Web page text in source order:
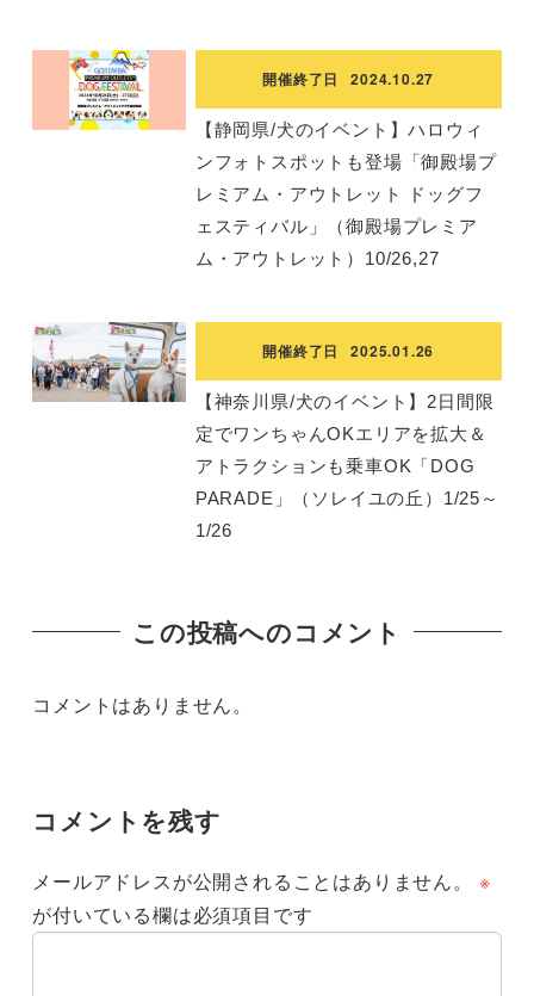
開催終了日 2024.10.27
【静岡県/犬のイベント】ハロウィ
ンフォトスポットも登場「御殿場プ
レミアム・アウトレット ドッグフ
ェスティバル」（御殿場プレミア
ム・アウトレット）10/26,27
開催終了日 2025.01.26
【神奈川県/犬のイベント】2日間限
定でワンちゃんOKエリアを拡大＆
アトラクションも乗車OK「DOG
PARADE」（ソレイユの丘）1/25～
1/26
この投稿へのコメント
コメントはありません。
コメントを残す
メールアドレスが公開されることはありません。
※
が付いている欄は必須項目です